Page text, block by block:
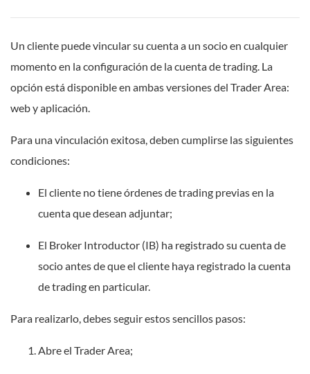
Un cliente puede vincular su cuenta a un socio en cualquier
momento en la configuración de la cuenta de trading. La
opción está disponible en ambas versiones del Trader Area:
web y aplicación.
Para una vinculación exitosa, deben cumplirse las siguientes
condiciones:
El cliente no tiene órdenes de trading previas en la
cuenta que desean adjuntar;
El Broker Introductor (IB) ha registrado su cuenta de
socio antes de que el cliente haya registrado la cuenta
de trading en particular.
Para realizarlo, debes seguir estos sencillos pasos:
Abre el Trader Area;